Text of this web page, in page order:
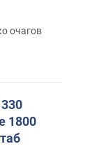
очагов
1800